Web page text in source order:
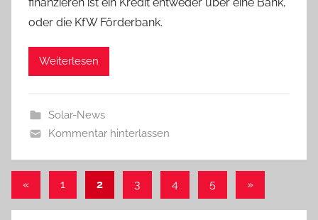
oder die KfW Förderbank.
Weiterlesen
Solar-News
Kommentar hinterlassen
Seitennummerierung
der
«Vorherige
1 2 3 4 5
Nächste
»